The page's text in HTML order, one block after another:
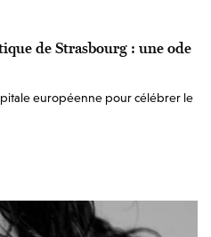
de Strasbourg : une ode
européenne pour célébrer le